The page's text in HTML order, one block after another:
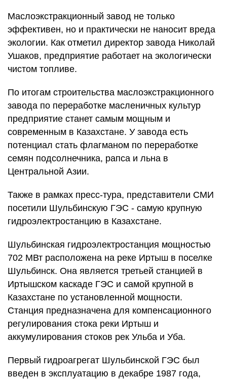
Маслоэкстракционный завод не только
эффективен, но и практически не наносит вреда
экологии. Как отметил директор завода Николай
Ушаков, предприятие работает на экологически
чистом топливе.
По итогам строительства маслоэкстракционного
завода по переработке масленичных культур
предприятие станет самым мощным и
современным в Казахстане. У завода есть
потенциал стать флагманом по переработке
семян подсолнечника, рапса и льна в
Центральной Азии.
Также в рамках пресс-тура, представители СМИ
посетили Шульбинскую ГЭС - самую крупную
гидроэлектростанцию в Казахстане.
Шульбинская гидроэлектростанция мощностью
702 МВт расположена на реке Иртыш в поселке
Шульбинск. Она является третьей станцией в
Иртышском каскаде ГЭС и самой крупной в
Казахстане по установленной мощности.
Станция предназначена для компенсационного
регулирования стока реки Иртыш и
аккумулирования стоков рек Ульба и Уба.
Первый гидроагрегат Шульбинской ГЭС был
введен в эксплуатацию в декабре 1987 года,